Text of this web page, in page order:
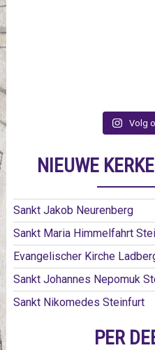
Volg
NIEUWE
Sankt Jakob Neurenberg
Sankt Maria Himmelfahrt
Evangelischer Kirche
Sankt Johannes Nepomuk
Sankt Nikomedes Steinfurt
PER